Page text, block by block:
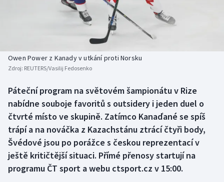
Baseball a softbal
Biatlon
Box
Curling
Dostihy
Florbal
Aplikace ČT sport
Owen Power z Kanady v utkání proti Norsku
Zdroj: REUTERS/Vasilij Fedosenko
Páteční program na světovém šampionátu v Rize
nabídne souboje favoritů s outsidery i jeden duel o
čtvrté místo ve skupině. Zatímco Kanaďané se spíš
trápí a na nováčka z Kazachstánu ztrácí čtyři body,
Švédové jsou po porážce s českou reprezentací v
ještě kritičtější situaci. Přímé přenosy startují na
programu ČT sport a webu ctsport.cz v 15:00.